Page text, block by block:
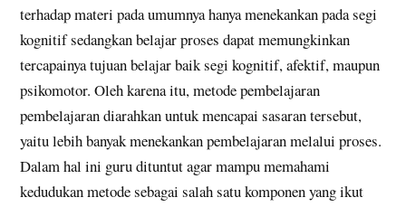
terhadap materi pada umumnya hanya menekankan pada segi
kognitif sedangkan belajar proses dapat memungkinkan
tercapainya tujuan belajar baik segi kognitif, afektif, maupun
psikomotor. Oleh karena itu, metode pembelajaran
pembelajaran diarahkan untuk mencapai sasaran tersebut,
yaitu lebih banyak menekankan pembelajaran melalui proses.
Dalam hal ini guru dituntut agar mampu memahami
kedudukan metode sebagai salah satu komponen yang ikut